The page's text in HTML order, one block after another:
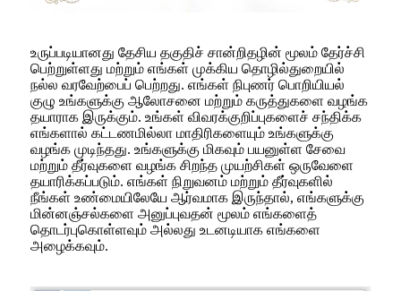
உருப்படியானது தேசிய தகுதிச் சான்றிதழின் மூலம் தேர்ச்சி
பெற்றுள்ளது மற்றும் எங்கள் முக்கிய தொழில்துறையில்
நல்ல வரவேற்பைப் பெற்றது. எங்கள் நிபுணர் பொறியியல்
குழு உங்களுக்கு ஆலோசனை மற்றும் கருத்துகளை வழங்க
தயாராக இருக்கும். உங்கள் விவரக்குறிப்புகளைச் சந்திக்க
எங்களால் கட்டணமில்லா மாதிரிகளையும் உங்களுக்கு
வழங்க முடிந்தது. உங்களுக்கு மிகவும் பயனுள்ள சேவை
மற்றும் தீர்வுகளை வழங்க சிறந்த முயற்சிகள் ஒருவேளை
தயாரிக்கப்படும். எங்கள் நிறுவனம் மற்றும் தீர்வுகளில்
நீங்கள் உண்மையிலேயே ஆர்வமாக இருந்தால், எங்களுக்கு
மின்னஞ்சல்களை அனுப்புவதன் மூலம் எங்களைத்
தொடர்புகொள்ளவும் அல்லது உடனடியாக எங்களை
அழைக்கவும்.